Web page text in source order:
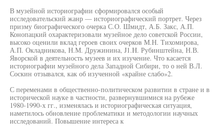
В музейной историографии сформировался особый
исследовательский жанр — историографический портрет. Через
призму биографического очерка С.О. Шмидт, А.Б. Закс, А.П.
Конопацкий охарактеризовали музейное дело советской России,
высоко оценили вклад героев своих очерков М.Н. Тихомирова,
А.П. Окладникова, Н.М. Дружинина, J1.H. Рубинштейна, Н.В.
Яворской в деятельность музеев и их изучение. Что касается
историографии музейного дела Западной Сибири, то о ней В.Л.
Соскин отзывался, как об изученной «крайне слабо»2.
С переменами в общественно-политическом развитии в стране и в
исторической науке в частности, развернувшимися на рубеже
1980-1990-х гг., изменялась и историографическая ситуация,
наметилось обновление проблематики и методологии научных
исследований. Повышение интереса к